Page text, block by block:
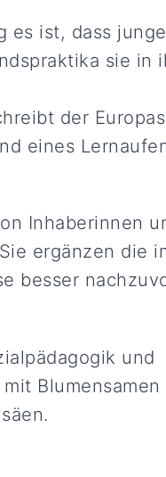
es ist, dass junge
sie in
der
eines
Inhaberinnen
ergänzen die
besser
und
Blumensamen